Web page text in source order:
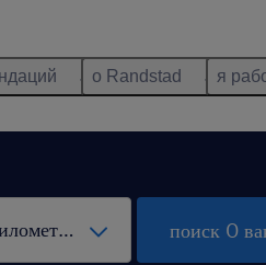
о Randstad я
поиск 0